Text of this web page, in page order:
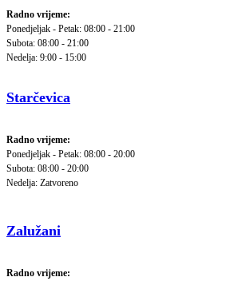
Radno vrijeme:
Ponedjeljak - Petak: 08:00 - 21:00
Subota: 08:00 - 21:00
Nedelja: 9:00 - 15:00
Starčevica
Radno vrijeme:
Ponedjeljak - Petak: 08:00 - 20:00
Subota: 08:00 - 20:00
Nedelja: Zatvoreno
Zalužani
Radno vrijeme: